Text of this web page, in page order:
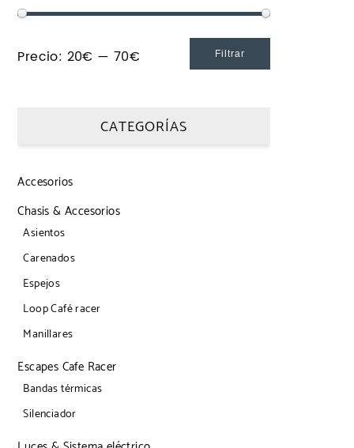
Filtrar
Precio: 20€ —70€
CATEGORÍAS
Accesorios
Chasis & Accesorios
Asientos
Carenados
Espejos
Loop Café racer
Manillares
Escapes Cafe Racer
Bandas térmicas
Silenciador